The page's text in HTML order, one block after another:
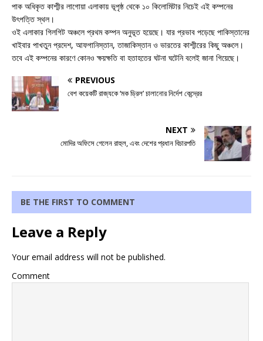
পাক অধিকৃত কাশ্মীর লাগোয়া এলাকায় ভূপৃষ্ঠ থেকে ১০ কিলোমিটার নিচেই এই কম্পনের
উৎপত্তি স্থল।
ওই এলাকার গিলগিট অঞ্চলে প্রথম কম্পন অনুভূত হয়েছে। যার প্রভাব পড়েছে পাকিস্তানের
খাইবার পাখতুন প্রদেশ, আফগানিস্তান, তাজাকিস্তান ও ভারতের কাশ্মীরের কিছু অঞ্চলে।
তবে এই কম্পনের কারণে কোনও ক্ষয়ক্ষতি বা হতাহতের ঘটনা ঘটেনি বলেই জানা গিয়েছে।
PREVIOUS
বেশ কয়েকটি রাজ্যকে ‘মক ড্রিল’ চালানোর নির্দেশ কেন্দ্রের
NEXT
মোদির অফিসে গেলেন রাহুল, এবং দেশের প্রধান বিচারপতি
BE THE FIRST TO COMMENT
Leave a Reply
Your email address will not be published.
Comment